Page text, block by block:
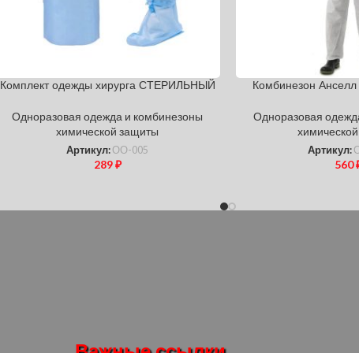
Комплект одежды хирурга СТЕРИЛЬНЫЙ
Одноразовая одежда и комбинезоны
химической защиты
Артикул: ОО-005
289₽
Комбинезон
Одноразовая
Артикул:
560